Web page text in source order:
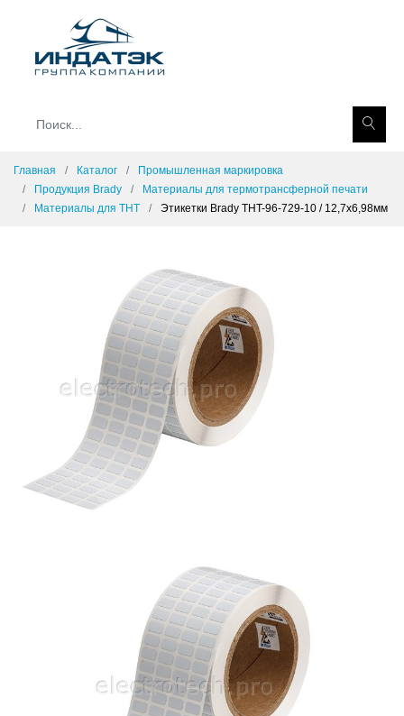
Главная Каталог
Промышленная маркировка
Продукция Brady
Материалы для термотрансферной печати
Материалы для THT
Этикетки Brady THT-96-729-10 / 12,7x6,98мм